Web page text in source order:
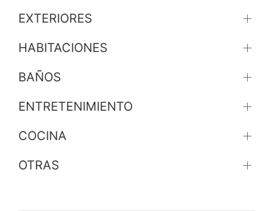
EXTERIORES
HABITACIONES
BAÑOS
ENTRETENIMIENTO
COCINA
OTRAS